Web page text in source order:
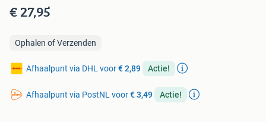
€ 27,95
Ophalen of Verzenden
Afhaalpunt via DHL voor€ 2,89 Actie!
Afhaalpunt via PostNL voor€ 3,49 Actie!